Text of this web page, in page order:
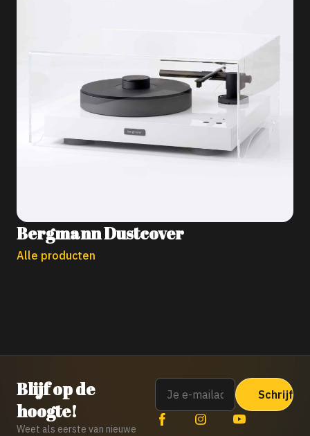
Bergmann Dustcover
Alle producten
Blijf op de
hoogte!
Weet als eerste van nieuwe
Email